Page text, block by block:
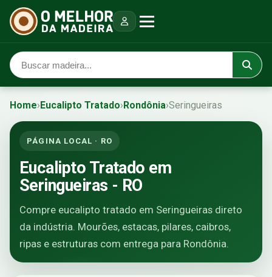
Home›Eucalipto Tratado›Rondônia›Seringueiras
PÁGINA LOCAL · RO
Eucalipto Tratado em
Seringueiras - RO
Compre eucalipto tratado em Seringueiras direto
da indústria. Mourões, estacas, pilares, caibros,
ripas e estruturas com entrega para Rondônia.